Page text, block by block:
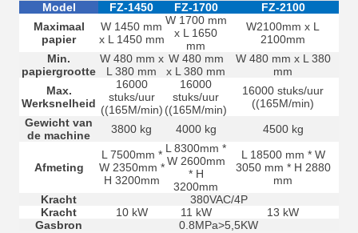
Model FZ-1450 FZ-1700
FZ-2100
Maximaal
papier
W 1450 mm
x L 1450 mm
W 1700 mm
x L 1650
mm
W2100mm x L
2100mm
Min.
papiergrootte
W 480 mm x
L 380 mm
W 480 mm
x L 380 mm
W 480 mm x L 380
mm
Max.
Werksnelheid
16000
stuks/uur
((165M/min)
16000
stuks/uur
((165M/min)
16000 stuks/uur
((165M/min)
Gewicht van
de machine
3800 kg 4000 kg 4500 kg
Afmeting
L 7500mm *
W 2350mm *
H 3200mm
L 8300mm *
W 2600mm
* H
3200mm
L 18500 mm * W
3050 mm * H 2880
mm
Kracht
380VAC/4P
Kracht
10 kW 11 kW
13 kW
Gasbron
0.8MPa>5,5KW